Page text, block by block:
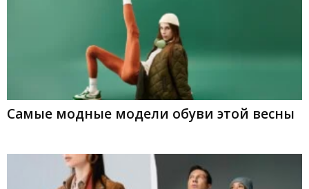
Самые модные модели обуви этой весны